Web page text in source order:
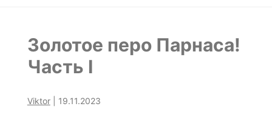
Золотое перо Парнаса!
Часть I
Viktor 19.11.2023